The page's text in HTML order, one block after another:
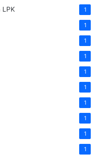
LPK 1
1
1
1
1
1
1
1
1
1